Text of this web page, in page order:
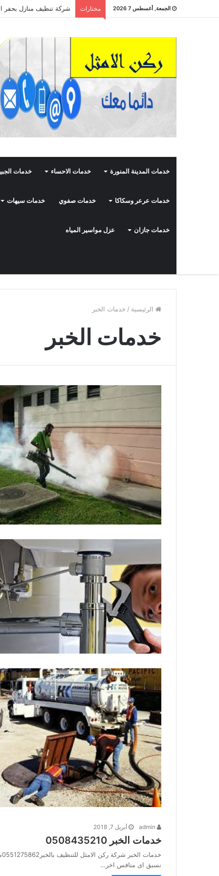
الجمعة, أغسطس 7 2026 مختارات شركة تنظيف منازل بحفر الباطن
خدمات المدينة المنورة خدمات الاحساء خدمات
خدمات عرعر وسكاكا خدمات صفوي خدمات سيهات
خدمات جازان عزل مواسير المياه
الرئيسية / خدمات الخبر
خدمات الخبر
أبريل 7, 2018
خدمات الخبر 0508435210
نسبق اى منافس اخر…